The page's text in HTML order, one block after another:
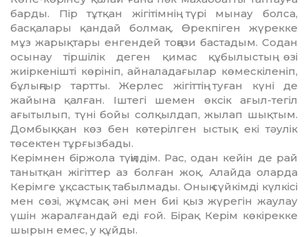
барды. Пір тұтқан жігітімнің түрі мынау болса,
басқала­ры қандай болмақ. Өрекпіген жүрек­ке
мұз жарықтары енгендей тоңази бастадым. Содан
осынау тіршілік деген қимас құбылыстың өзі
жиірке­ніш­ті көрініп, айналадағылар көмес­кіле­ніп,
бұлыңғыр тартты. Жерлес жігіттің туған күні де
жайына қалған. Іштегі шемен өксік ағыл-тегіл
ағыты­лып, түні бойы солқылдап, жылап шықтым.
Домбыққан көз бен көте­рілген ыстық екі тәулік
төсектен тұрғыз­бады.
Керімнен біржола түңілдім. Рас, одан кейін де рай
танытқан жігіттер аз болған жоқ. Алайда оларда
Керімге ұқсастық табылмады. Оның сүйкімді күлкісі
мен сөзі, жұмсақ әні мен биі қыз жүрегін жаулау
үшін жаралғандай еді ғой. Бірақ Керім көкірекке
шы­рын емес, у құйды.